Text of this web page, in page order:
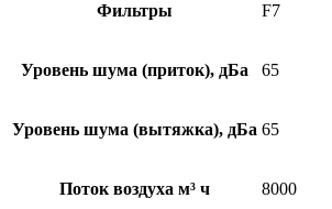
Фильтры F7
Уровень шума (приток), дБа 65
Уровень шума (вытяжка), дБа 65
Поток воздуха м³ ч 8000